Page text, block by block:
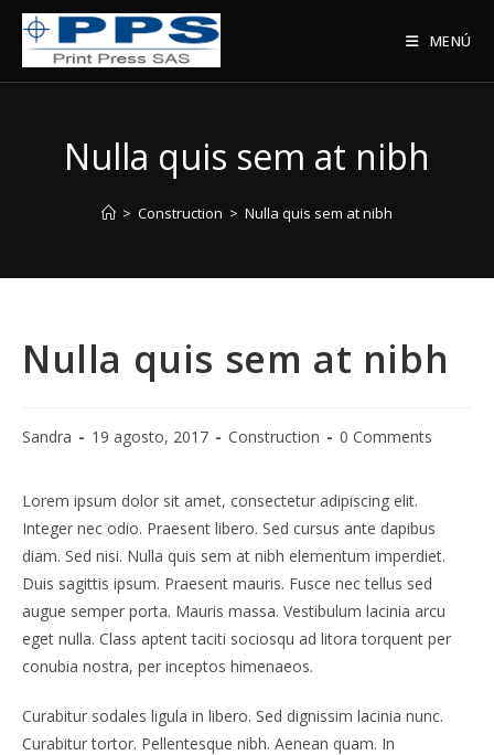
Saltar
contenido
MENÚ
Nulla quis sem at nibh
> Construction > Nulla quis sem at nibh
Nulla quis sem at nibh
Sandra 19 agosto, 2017 Construction 0 Comments
Lorem ipsum dolor sit amet, consectetur adipiscing elit.
Integer nec odio. Praesent libero. Sed cursus ante dapibus
diam. Sed nisi. Nulla quis sem at nibh elementum imperdiet.
Duis sagittis ipsum. Praesent mauris. Fusce nec tellus sed
augue semper porta. Mauris massa. Vestibulum lacinia arcu
eget nulla. Class aptent taciti sociosqu ad litora torquent per
conubia nostra, per inceptos himenaeos.
Curabitur sodales ligula in libero. Sed dignissim lacinia nunc.
Curabitur tortor. Pellentesque nibh. Aenean quam. In